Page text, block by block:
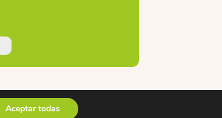
Aceptar todas